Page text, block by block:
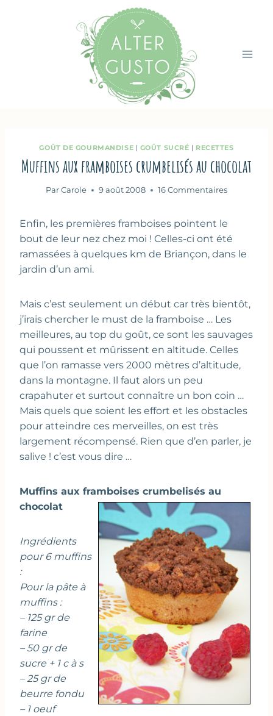
GOÛT DE GOURMANDISE | GOÛT SUCRÉ | RECETTES
Muffins aux framboises crumbelisés au chocolat
Par Carole 9 août 2008 16 Commentaires
Enfin, les premières framboises pointent le
bout de leur nez chez moi ! Celles-ci ont été
ramassées à quelques km de Briançon, dans le
jardin d’un ami.
Mais c’est seulement un début car très bientôt,
j’irais chercher le must de la framboise … Les
meilleures, au top du goût, ce sont les sauvages
qui poussent et mûrissent en altitude. Celles
que l’on ramasse vers 2000 mètres d’altitude,
dans la montagne. Il faut alors un peu
crapahuter et surtout connaître un bon coin …
Mais quels que soient les effort et les obstacles
pour atteindre ces merveilles, on est très
largement récompensé. Rien que d’en parler, je
salive ! c’est vous dire …
Muffins aux framboises crumbelisés au
chocolat
Ingrédients
pour 6 muffins
:
Pour la pâte à
muffins :
– 125 gr de
farine
– 50 gr de
sucre + 1 c à s
– 25 gr de
beurre fondu
– 1 oeuf